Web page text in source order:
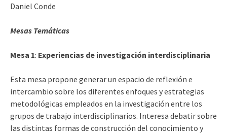
Daniel Conde
Mesas Temáticas
Mesa 1: Experiencias de investigación interdisciplinaria
Esta mesa propone generar un espacio de reflexión e
intercambio sobre los diferentes enfoques y estrategias
metodológicas empleados en la investigación entre los
grupos de trabajo interdisciplinarios. Interesa debatir sobre
las distintas formas de construcción del conocimiento y